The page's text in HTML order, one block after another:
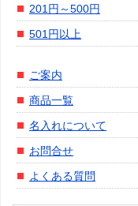
201円～500円
501円以上
ご案内
商品一覧
名入れについて
お問合せ
よくある質問